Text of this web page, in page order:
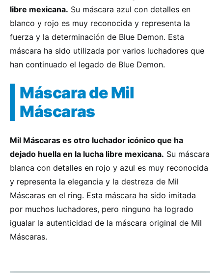
libre mexicana. Su máscara azul con detalles en
blanco y rojo es muy reconocida y representa la
fuerza y la determinación de Blue Demon. Esta
máscara ha sido utilizada por varios luchadores que
han continuado el legado de Blue Demon.
Máscara de Mil
Máscaras
Mil Máscaras es otro luchador icónico que ha
dejado huella en la lucha libre mexicana. Su máscara
blanca con detalles en rojo y azul es muy reconocida
y representa la elegancia y la destreza de Mil
Máscaras en el ring. Esta máscara ha sido imitada
por muchos luchadores, pero ninguno ha logrado
igualar la autenticidad de la máscara original de Mil
Máscaras.